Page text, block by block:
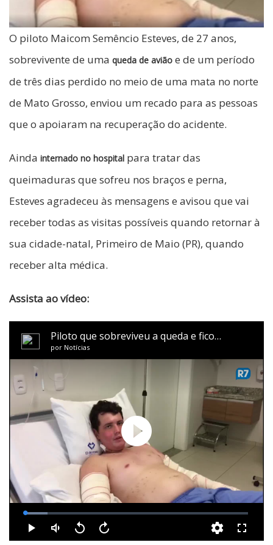
O piloto Maicom Semêncio Esteves, de 27 anos,
sobrevivente de uma queda de avião e de um período
de três dias perdido no meio de uma mata no norte
de Mato Grosso, enviou um recado para as pessoas
que o apoiaram na recuperação do acidente.
Ainda internado no hospital para tratar das
queimaduras que sofreu nos braços e perna,
Esteves agradeceu às mensagens e avisou que vai
receber todas as visitas possíveis quando retornar à
sua cidade-natal, Primeiro de Maio (PR), quando
receber alta médica.
Assista ao vídeo: